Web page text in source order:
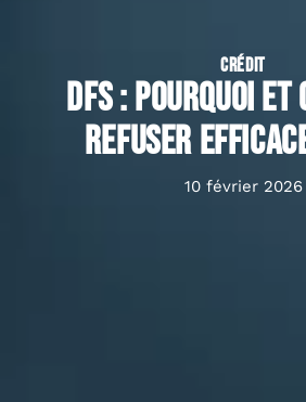
CRÉDIT
DFS : pourquoi et
refuser
10 février 2026